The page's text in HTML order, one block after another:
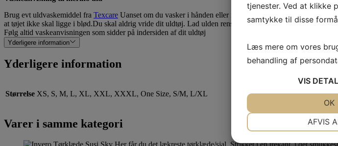
Brug evt uldvaskemiddel fra Texcare Uanset om du vasker i hånden eller i maskinen, bør du bruge et
at tøjet ikke skal ligge i blød.Du skal aldrig vride dit uldtøj. Lad ulden rense sig selv. Hæng det ud på en
Følg altid vaskeanvisningen som sidder på indersiden af dit uldtøj
Yderligere information
Yderligere information
Størrelse XS, S, M, L, XL, XXL, XXXL, One Size, S/M, L/XL
Varer i samme kategori
tjenester. Ved at klikke
samtykke til disse
Læs mere om vores
behandling af
VIS
AFVIS
OK